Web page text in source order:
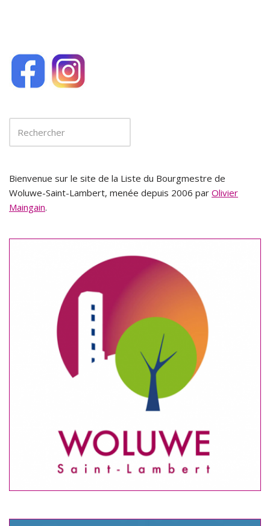
Bienvenue sur le site de la Liste du Bourgmestre de
Woluwe-Saint-Lambert, menée depuis 2006 par Olivier
Maingain.